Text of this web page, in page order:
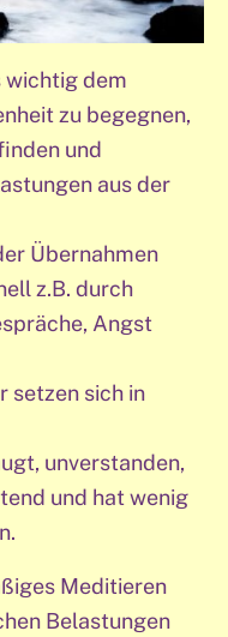
wichtig dem
zu begegnen,
und
aus der
Übernahmen
z.B. durch
Angst
setzen sich in
unverstanden,
und hat wenig
Meditieren
Belastungen